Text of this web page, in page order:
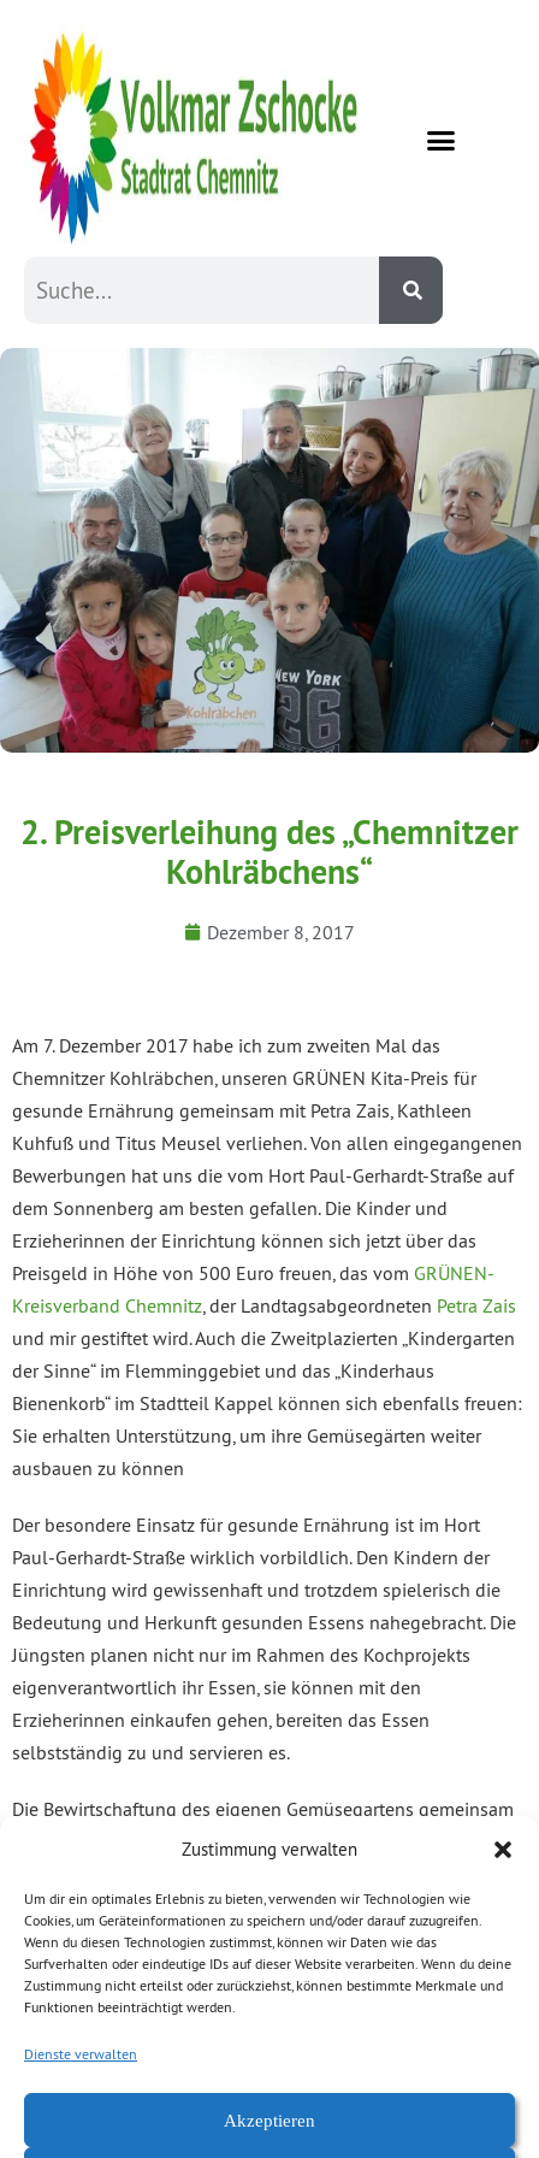
Zustimmung verwalten
Um dir ein optimales Erlebnis zu bieten, verwenden wir Technologien wie
Cookies, um Geräteinformationen zu speichern und/oder darauf zuzugreifen.
Wenn du diesen Technologien zustimmst, können wir Daten wie das
Surfverhalten oder eindeutige IDs auf dieser Website verarbeiten. Wenn du deine
Zustimmung nicht erteilst oder zurückziehst, können bestimmte Merkmale und
Funktionen beeinträchtigt werden.
Dienste verwalten
Akzeptieren
2. Preisverleihung des „Chemnitzer
Kohlräbchens“
Dezember 8, 2017
Am 7. Dezember 2017 habe ich zum zweiten Mal das
Chemnitzer Kohlräbchen, unseren GRÜNEN Kita-Preis für
gesunde Ernährung gemeinsam mit Petra Zais, Kathleen
Kuhfuß und Titus Meusel verliehen. Von allen eingegangenen
Bewerbungen hat uns die vom Hort Paul-Gerhardt-Straße auf
dem Sonnenberg am besten gefallen. Die Kinder und
Erzieherinnen der Einrichtung können sich jetzt über das
Preisgeld in Höhe von 500 Euro freuen, das vom GRÜNEN-
Kreisverband Chemnitz , der Landtagsabgeordneten Petra Zais
und mir gestiftet wird. Auch die Zweitplazierten „Kindergarten
der Sinne“ im Flemminggebiet und das „Kinderhaus
Bienenkorb“ im Stadtteil Kappel können sich ebenfalls freuen:
Sie erhalten Unterstützung, um ihre Gemüsegärten weiter
ausbauen zu können
Der besondere Einsatz für gesunde Ernährung ist im Hort
Paul-Gerhardt-Straße wirklich vorbildlich. Den Kindern der
Einrichtung wird gewissenhaft und trotzdem spielerisch die
Bedeutung und Herkunft gesunden Essens nahegebracht. Die
Jüngsten planen nicht nur im Rahmen des Kochprojekts
eigenverantwortlich ihr Essen, sie können mit den
Erzieherinnen einkaufen gehen, bereiten das Essen
selbstständig zu und servieren es.
Die Bewirtschaftung des eigenen Gemüsegartens gemeinsam
mit den Kindern ist Bestandteil des Alltags. Über diesen
Experimenten Wissen um Nahrungsmittel vermittelt. Nicht
zuletzt lernen die Kinder mit Hilfe verschiedener Experten,
etwa beim Besuch des Saatgutgartens Sonnenberg oder durch
Vertreter des kommunalen Abfallentsorgers ASR zum Thema